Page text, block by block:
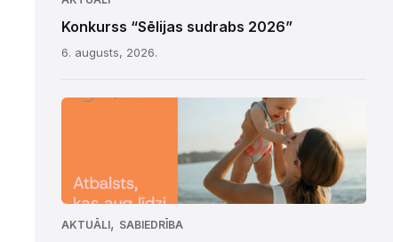
Konkurss “Sēlijas sudrabs 2026”
6. augusts, 2026.
AKTUĀLI, SABIEDRĪBA